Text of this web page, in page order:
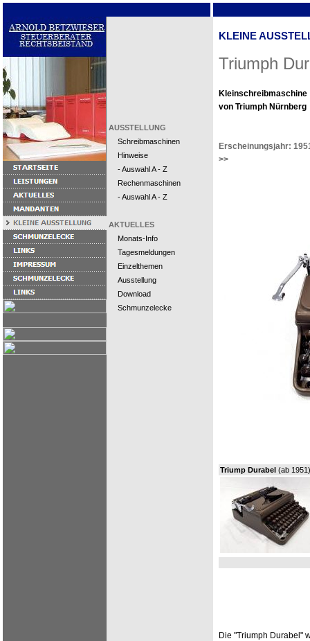
AUSSTELLUNG
Schreibmaschinen
Hinweise
- Auswahl A - Z
Rechenmaschinen
- Auswahl A - Z
AKTUELLES
Monats-Info
Tagesmeldungen
Einzelthemen
Ausstellung
Download
Schmunzelecke
KLEINE
Triumph
Kleinschreibmaschine
von Triumph Nürnberg
Erscheinungsjahr:
>>
Triump Durabel (ab 1951)
Die "Triumph Durabel"